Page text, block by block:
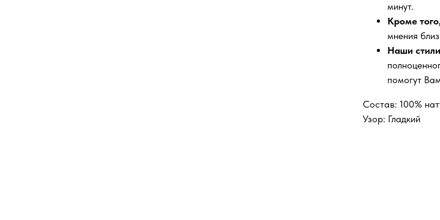
минут.
Кроме
мнения
Наши
помогут
Состав: 100%
Узор: Гладкий